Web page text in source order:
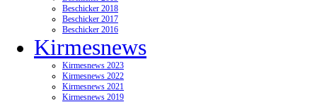
Beschicker 2018
Beschicker 2017
Beschicker 2016
Kirmesnews
Kirmesnews 2023
Kirmesnews 2022
Kirmesnews 2021
Kirmesnews 2019